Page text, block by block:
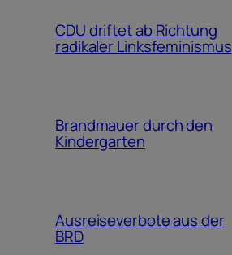
CDU driftet ab Richtung
radikaler Linksfeminismus
Brandmauer durch den
Kindergarten
Ausreiseverbote aus der
BRD